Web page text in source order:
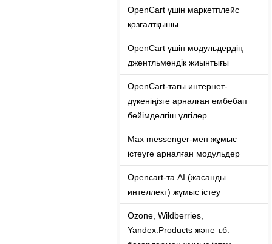
OpenCart үшін маркетплейс
қозғалтқышы
OpenCart үшін модульдердің
джентльмендік жиынтығы
OpenCart-тағы интернет-
дүкеніңізге арналған әмбебап
бейімделгіш үлгілер
Max messenger-мен жұмыс
істеуге арналған модульдер
Opencart-та ​​AI (жасанды
интеллект) жұмыс істеу
Ozone, Wildberries,
Yandex.Products және т.б.